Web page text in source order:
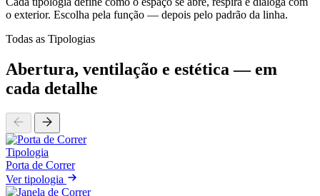
o exterior. Escolha pela função — depois pelo padrão da linha.
Todas as Tipologias
Abertura, ventilação e estética — em
cada detalhe
Tipologia
Porta de Correr
Ver tipologia